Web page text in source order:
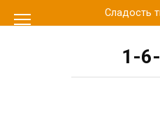
к
Сладость
1-